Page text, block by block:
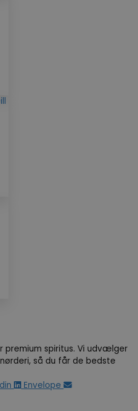
premium spiritus. Vi udvælger
så du får de bedste
Envelope